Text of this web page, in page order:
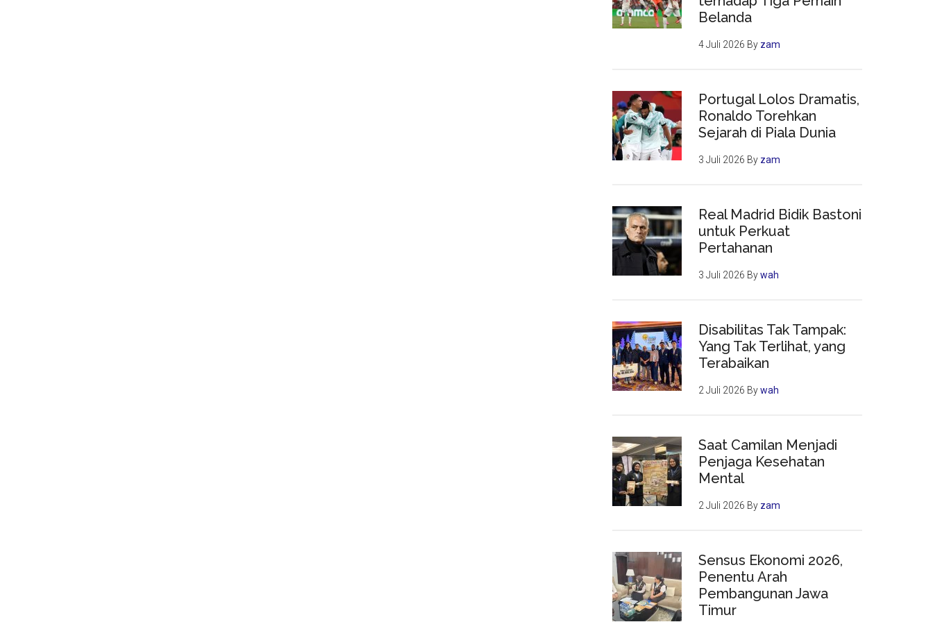
Belanda
4 Juli 2026 By zam
Portugal Lolos Dramatis,
Ronaldo Torehkan
Sejarah di Piala Dunia
3 Juli 2026 By zam
Real Madrid Bidik Bastoni
untuk Perkuat
Pertahanan
3 Juli 2026 Bywah
Disabilitas Tak Tampak:
Yang Tak Terlihat, yang
Terabaikan
2 Juli 2026 Bywah
Saat Camilan Menjadi
Penjaga Kesehatan
Mental
2 Juli 2026 By zam
Sensus Ekonomi 2026,
Penentu Arah
Pembangunan Jawa
Timur